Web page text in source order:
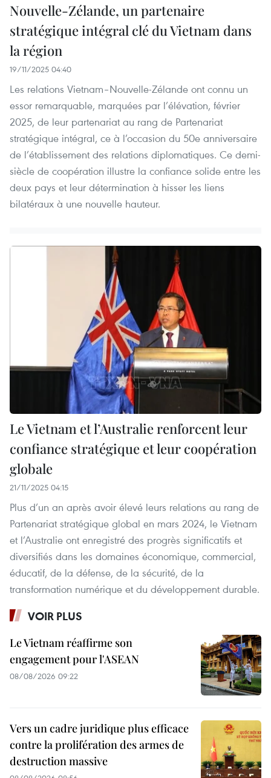
Nouvelle-Zélande, un partenaire
stratégique intégral clé du Vietnam dans
la région
19/11/2025 04:40
Les relations Vietnam–Nouvelle-Zélande ont connu un
essor remarquable, marquées par l’élévation, février
2025, de leur partenariat au rang de Partenariat
stratégique intégral, ce à l’occasion du 50e anniversaire
de l’établissement des relations diplomatiques. Ce demi-
siècle de coopération illustre la confiance solide entre les
deux pays et leur détermination à hisser les liens
bilatéraux à une nouvelle hauteur.
Le Vietnam et l’Australie renforcent leur
confiance stratégique et leur coopération
globale
21/11/2025 04:15
Plus d’un an après avoir élevé leurs relations au rang de
Partenariat stratégique global en mars 2024, le Vietnam
et l’Australie ont enregistré des progrès significatifs et
diversifiés dans les domaines économique, commercial,
éducatif, de la défense, de la sécurité, de la
transformation numérique et du développement durable.
VOIR PLUS
Le Vietnam réaffirme son
engagement pour l'ASEAN
08/08/2026 09:22
Vers un cadre juridique plus efficace
contre la prolifération des armes de
destruction massive